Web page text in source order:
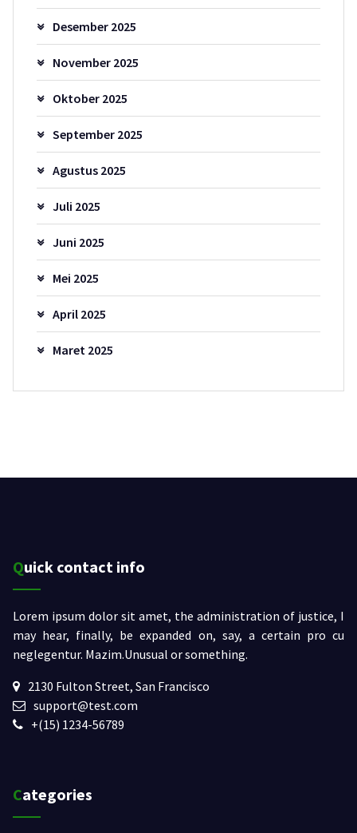
Desember 2025
November 2025
Oktober 2025
September 2025
Agustus 2025
Juli 2025
Juni 2025
Mei 2025
April 2025
Maret 2025
Quick contact info
Lorem ipsum dolor sit amet, the administration of justice, I
may hear, finally, be expanded on, say, a certain pro cu
neglegentur. Mazim.Unusual or something.
2130 Fulton Street, San Francisco
support@test.com
+(15) 1234-56789
Categories